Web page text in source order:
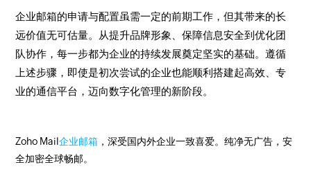
企业邮箱的申请与配置虽需一定的前期工作，但其带来的长
远价值无可估量。从提升品牌形象、保障信息安全到优化团
队协作，每一步都为企业的持续发展奠定坚实的基础。遵循
上述步骤，即使是初次尝试的企业也能顺利搭建起高效、专
业的通信平台，迈向数字化管理的新阶段。
Zoho Mail企业邮箱 ，深受国内外企业一致喜爱。纯净无广告，安
全加密全球畅邮。